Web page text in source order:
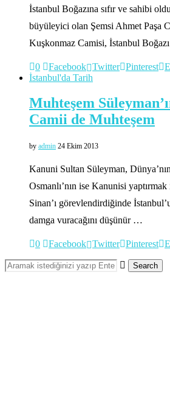
İstanbul Boğazına sıfır ve sahibi
büyüleyici olan Şemsi Ahmet Paşa
Kuşkonmaz Camisi, İstanbul
0 Facebook Twitter Pinterest
İstanbul'da Tarih
Muhteşem
Camii de Muhteşem
by admin 24 Ekim 2013
Kanuni Sultan Süleyman,
Osmanlı’nın ise Kanunisi
Sinan’ı görevlendirdiğinde
damga vuracağını düşünür …
0 Facebook Twitter Pinterest